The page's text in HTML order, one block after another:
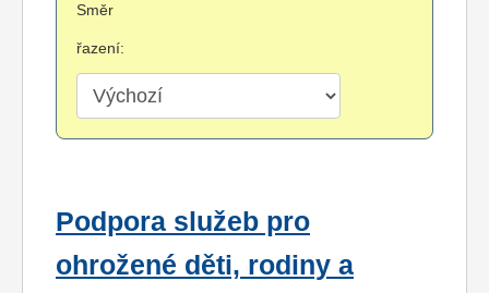
Směr
řazení:
Podpora služeb pro
ohrožené děti, rodiny a